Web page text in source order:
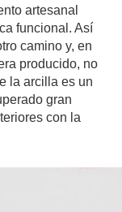
artesanal
funcional. Así
camino y, en
producido, no
la arcilla es un
gran
con la